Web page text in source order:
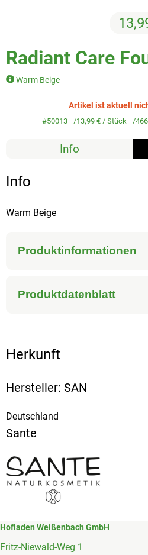
Trockensortiment
Getränke
Natur-Drogerie
Radiant Care
Warm Beige
Artikel ist aktuell
#50013 13,99 €/ Stück
Info
Info
Warm Beige
Produktinformationen
Produktdatenblatt
Herkunft
Hersteller: SAN
Deutschland
Sante
Hofladen Weißenbach GmbH
Fritz-Niewald-Weg 1